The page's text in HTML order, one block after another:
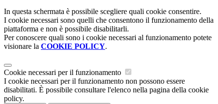
In questa schermata è possibile scegliere quali cookie consentire.
I cookie necessari sono quelli che consentono il funzionamento della
piattaforma e non è possibile disabilitarli.
Per conoscere quali sono i cookie necessari al funzionamento potete
visionare la COOKIE POLICY.
Cookie necessari per il funzionamento
I cookie necessari per il funzionamento non possono essere
disabilitati. È possibile consultare l'elenco nella pagina della cookie
policy.